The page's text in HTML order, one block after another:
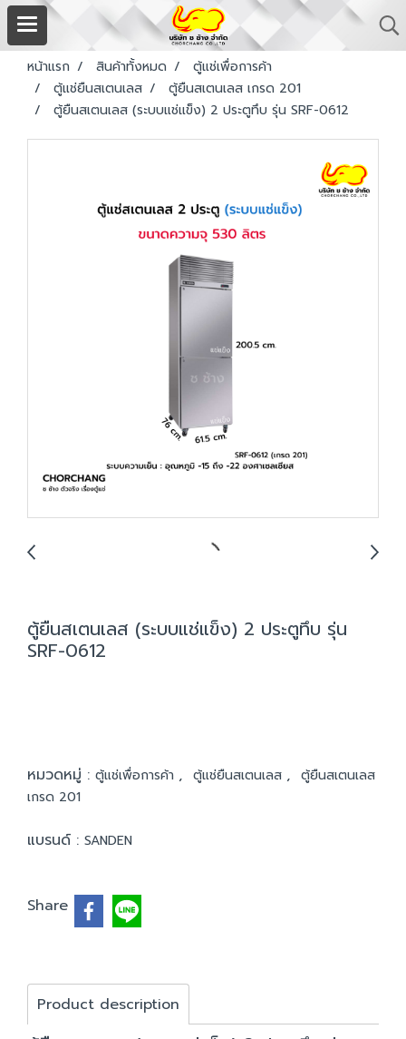
หน้าแรก สินค้าทั้งหมด
ตู้แช่เพื่อการค้า
ตู้แช่ยืนสเตนเลส
ตู้ยืนสเตนเลส เกรด 201
ตู้ยืนสเตนเลส (ระบบแช่แข็ง) 2 ประตูทึบ รุ่น SRF-0612
ตู้ยืนสเตนเลส (ระบบแช่แข็ง) 2 ประตูทึบ รุ่น
SRF-0612
หมวดหมู่ : ตู้แช่เพื่อการค้า , ตู้แช่ยืนสเตนเลส , ตู้ยืนสเตนเลส
เกรด 201
แบรนด์ : SANDEN
Share
Product description